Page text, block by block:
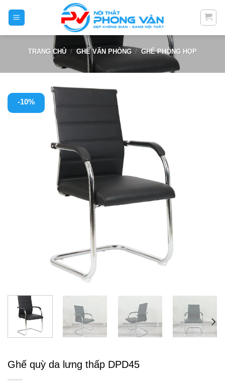
TRANG CHỦ / GHẾ VĂN PHÒNG / GHẾ PHÒNG HỌP
-10%
Ghế quỳ da lưng thấp DPD45